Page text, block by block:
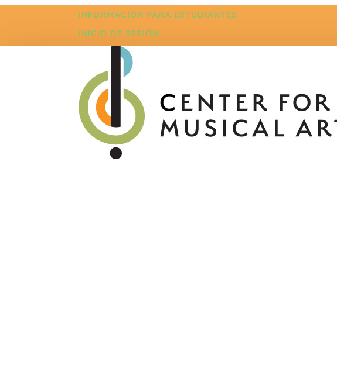
INFORMACIÓN PARA ESTUDIANTES
INICIO DE SESIÓN
VER Y ESCUCHAR
CONTACTE CON
DONAR
STORE